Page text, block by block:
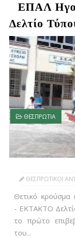
ΕΠΑΛ
Δελτίο
ΘΕΣΠΡΩΤΙΑ
ΘΕΣΠΡΩΤΙΚΟΙ
Θετικό
- ΕΚΤΑΚΤΟ
το πρώτο
του...